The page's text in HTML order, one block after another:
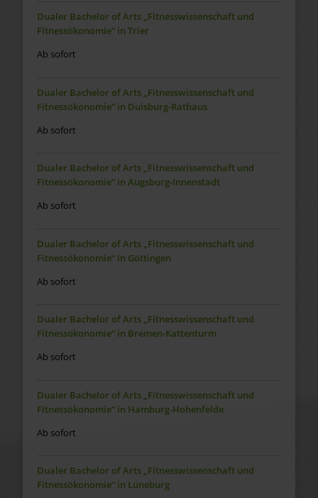
Dualer Bachelor of Arts „Fitnesswissenschaft und
Fitnessökonomie“ in Trier
Ab sofort
Dualer Bachelor of Arts „Fitnesswissenschaft und
Fitnessökonomie“ in Duisburg-Rathaus
Ab sofort
Dualer Bachelor of Arts „Fitnesswissenschaft und
Fitnessökonomie“ in Augsburg-Innenstadt
Ab sofort
Dualer Bachelor of Arts „Fitnesswissenschaft und
Fitnessökonomie“ in Göttingen
Ab sofort
Dualer Bachelor of Arts „Fitnesswissenschaft und
Fitnessökonomie“ in Bremen-Kattenturm
Ab sofort
Dualer Bachelor of Arts „Fitnesswissenschaft und
Fitnessökonomie“ in Hamburg-Hohenfelde
Ab sofort
Dualer Bachelor of Arts „Fitnesswissenschaft und
Fitnessökonomie“ in Lüneburg